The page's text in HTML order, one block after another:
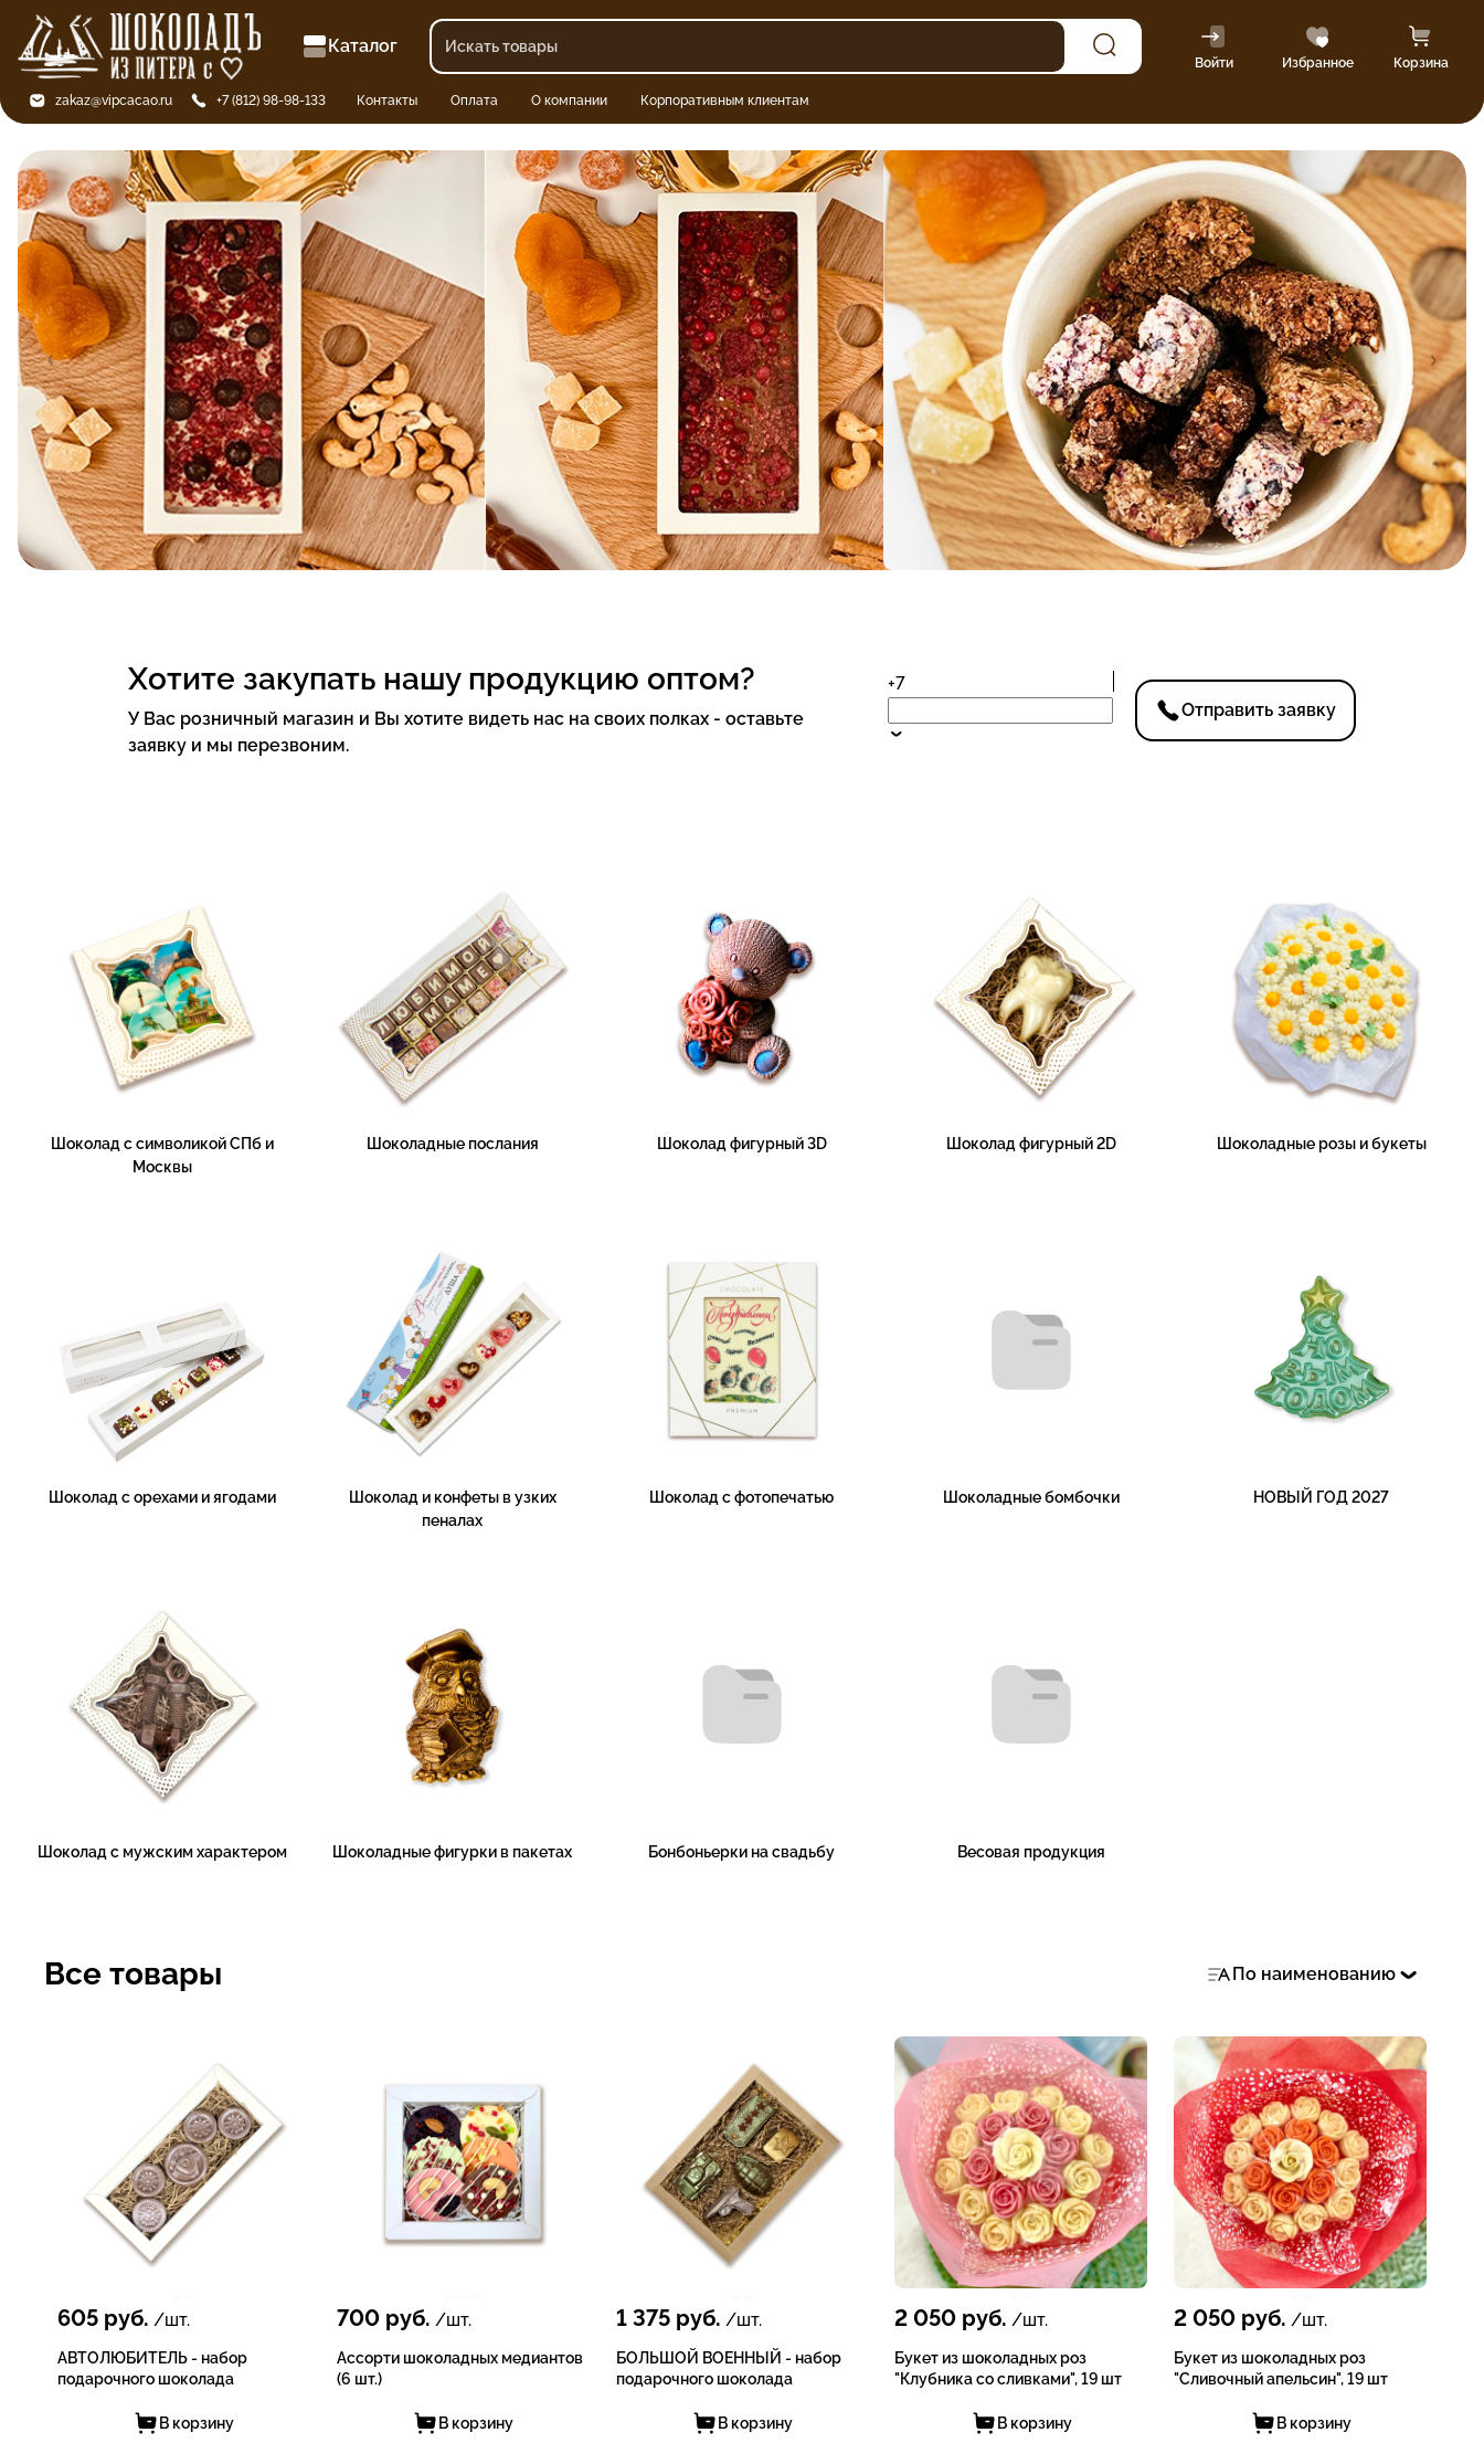
Каталог
Войти Избранное Корзина
zakaz@vipcacao.ru +7 (812) 98-98-133 Контакты Оплата О компании Корпоративным клиентам
Хотите закупать нашу продукцию оптом?
У Вас розничный магазин и Вы хотите видеть нас на своих полках - оставьте
заявку и мы перезвоним.
+7
Отправить заявку
Шоколад с символикой СПб и
Москвы
Шоколадные послания Шоколад фигурный 3D Шоколад фигурный 2D Шоколадные розы и букеты
Шоколад с орехами и ягодами
Шоколад и конфеты в узких
пеналах
Шоколад с фотопечатью Шоколадные бомбочки НОВЫЙ ГОД 2027
Шоколад с мужским характером Шоколадные фигурки в пакетах Бонбоньерки на свадьбу Весовая продукция
Все товары По наименованию
605 руб. /шт.
АВТОЛЮБИТЕЛЬ - набор
подарочного шоколада
В корзину
700руб. /шт.
Ассорти шоколадных медиантов
(6 шт.)
В корзину
1 375руб. /шт.
БОЛЬШОЙ ВОЕННЫЙ - набор
подарочного шоколада
В корзину
2 050 руб. /шт.
Букет из шоколадных роз
"Клубника со сливками", 19 шт
В корзину
2 050 руб. /шт.
Букет из шоколадных роз
"Сливочный апельсин", 19 шт
В корзину